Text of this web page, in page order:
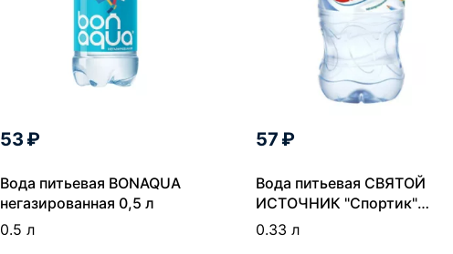
53 ₽
Вода питьевая BONAQUA
негазированная 0,5 л
0.5 л
57 ₽
Вода питьевая СВЯТОЙ
ИСТОЧНИК "Спортик"
негазированная 0,33 л
0.33 л